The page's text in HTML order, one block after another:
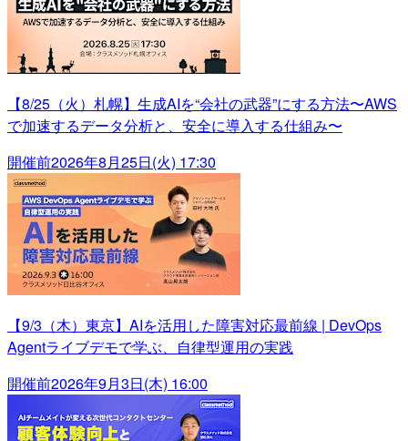
【8/25（火）札幌】生成AIを“会社の武器”にする方法〜AWS
で加速するデータ分析と、安全に導入する仕組み〜
開催前2026年8月25日(火) 17:30
【9/3（木）東京】AIを活用した障害対応最前線 | DevOps
Agentライブデモで学ぶ、自律型運用の実践
開催前2026年9月3日(木) 16:00